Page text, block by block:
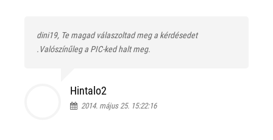
dini19, Te magad válaszoltad meg a kérdésedet
.Valószínűleg a PIC-ked halt meg.
Hintalo2
2014. május 25. 15:22:16